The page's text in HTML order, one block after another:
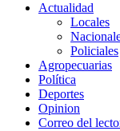
Actualidad
Locales
Policiales
Agropecuarias
Política
Deportes
Opinion
Correo del